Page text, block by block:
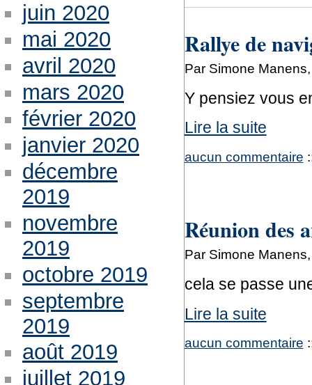
Rallye de
Par Simone
Y pensiez vous
Lire la suite
aucun commentaire
Réunion des
Par Simone
cela se passe
Lire la suite
aucun commentaire
juin 2020
mai 2020
avril 2020
mars 2020
février 2020
janvier 2020
décembre
2019
novembre
2019
octobre 2019
septembre
2019
août 2019
juillet 2019